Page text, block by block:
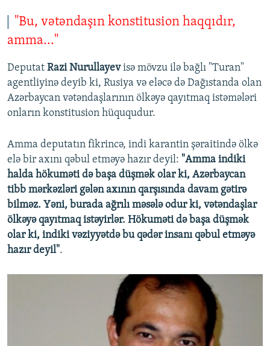
"Bu, vətəndaşın konstitusion haqqıdır,
amma..."
Deputat Razi Nurullayevisə mövzu ilə bağlı "Turan"
agentliyinə deyib ki, Rusiya və eləcə də Dağıstanda olan
Azərbaycan vətəndaşlarının ölkəyə qayıtmaq istəmələri
onların konstitusion hüququdur.
Amma deputatın fikrincə, indi karantin şəraitində ölkə
elə bir axını qəbul etməyə hazır deyil: "Amma indiki
halda hökuməti də başa düşmək olar ki, Azərbaycan
tibb mərkəzləri gələn axının qarşısında davam gətirə
bilməz. Yəni, burada ağrılı məsələ odur ki, vətəndaşlar
ölkəyə qayıtmaq istəyirlər. Hökuməti də başa düşmək
olar ki, indiki vəziyyətdə bu qədər insanı qəbul etməyə
hazır deyil".